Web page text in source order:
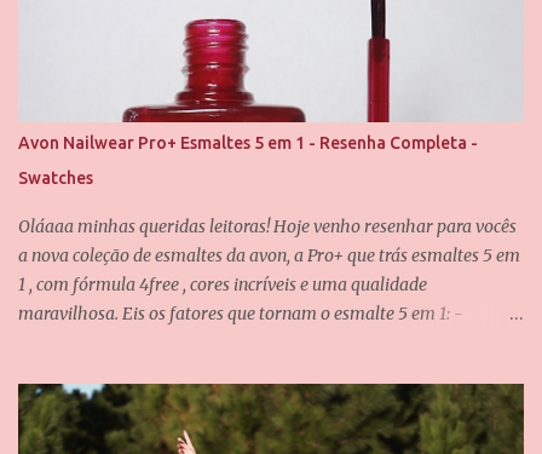
obter essa cobertura, e uma camada do verniz da Saloon para
abrir esse brilho espelhado. E agora eu quero que vocês me
contem, qual é o seu esmalte clássico da Vult favorito? Até o
próximo post, amores.
Avon Nailwear Pro+ Esmaltes 5 em 1 - Resenha Completa -
Swatches
Oláaaa minhas queridas leitoras! Hoje venho resenhar para vocês
a nova coleção de esmaltes da avon, a Pro+ que trás esmaltes 5 em
1 , com fórmula 4free , cores incríveis e uma qualidade
maravilhosa. Eis os fatores que tornam o esmalte 5 em 1: -
é incrível, ele é achatado e tem as cerdas bem macias, não
deixando o esmalte "arranhado" quando passamos nas unhas. A